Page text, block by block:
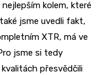
kolem, které
jsme uvedli fakt,
XTR, má ve
jsme si tedy
přesvědčili